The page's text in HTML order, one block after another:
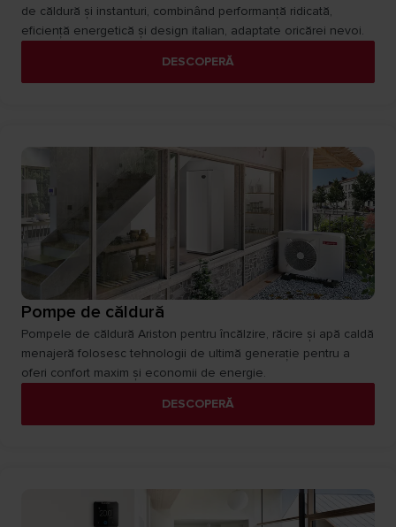
de căldură și instanturi, combinând performanță ridicată,
eficiență energetică și design italian, adaptate oricărei nevoi.
DESCOPERĂ
Pompe de căldură
Pompele de căldură Ariston pentru încălzire, răcire și apă caldă
menajeră folosesc tehnologii de ultimă generație pentru a
oferi confort maxim și economii de energie.
DESCOPERĂ